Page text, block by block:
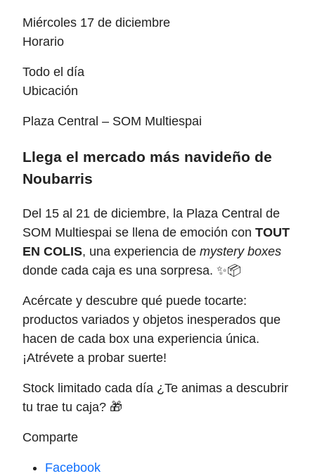
miércoles 17 de diciembre
Horario
Todo el día
Ubicación
Plaza Central – SOM Multiespai
Llega el mercado más navideño de
Noubarris
Del 15 al 21 de diciembre, la Plaza Central de
SOM Multiespai se llena de emoción con TOUT
EN COLIS, una experiencia de mystery boxes
donde cada caja es una sorpresa. ✨📦
Acércate y descubre qué puede tocarte:
productos variados y objetos inesperados que
hacen de cada box una experiencia única.
¡Atrévete a probar suerte!
Stock limitado cada día ¿Te animas a descubrir
tu trae tu caja? 🎁
Comparte
Facebook